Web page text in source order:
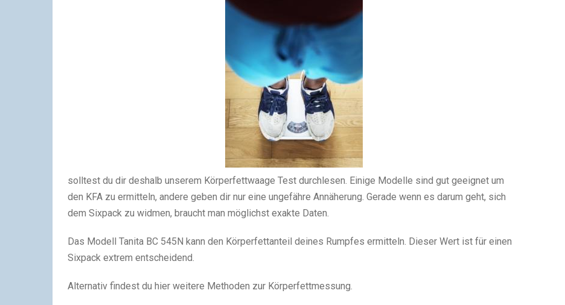
solltest du dir deshalb unserem Körperfettwaage Test durchlesen. Einige Modelle sind gut geeignet um
den KFA zu ermitteln, andere geben dir nur eine ungefähre Annäherung. Gerade wenn es darum geht, sich
dem Sixpack zu widmen, braucht man möglichst exakte Daten.
Das Modell Tanita BC 545N kann den Körperfettanteil deines Rumpfes ermitteln. Dieser Wert ist für einen
Sixpack extrem entscheidend.
Alternativ findest du hier weitere Methoden zur Körperfettmessung.